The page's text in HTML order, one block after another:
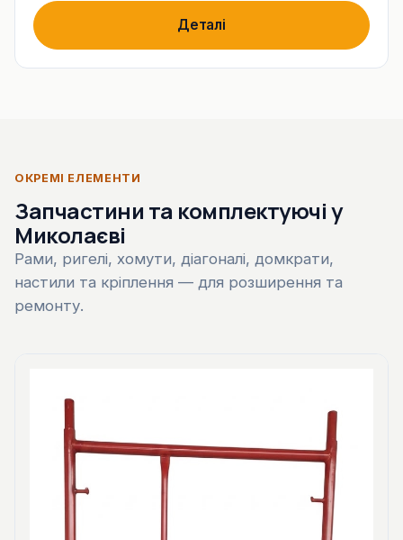
Деталі
ОКРЕМІ ЕЛЕМЕНТИ
Запчастини та комплектуючі у
Миколаєві
Рами, ригелі, хомути, діагоналі, домкрати,
настили та кріплення — для розширення та
ремонту.